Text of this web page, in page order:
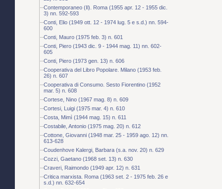
Contemporaneo (Il). Roma (1955 apr. 12 - 1955 dic.
3) nn. 592-593
Conti, Elio (1949 ott. 12 - 1974 lug. 5 e s.d.) nn. 594-
600
Conti, Mauro (1975 feb. 3) n. 601
Conti, Piero (1943 dic. 9 - 1944 mag. 11) nn. 602-
605
Conti, Piero (1973 gen. 13) n. 606
Cooperativa del Libro Popolare. Milano (1953 feb.
26) n. 607
Cooperativa di Consumo. Sesto Fiorentino (1952
mar. 5) n. 608
Cortese, Nino (1967 mag. 8) n. 609
Cortesi, Luigi (1975 mar. 4) n. 610
Costa, Mimì (1944 mag. 15) n. 611
Costabile, Antonio (1975 mag. 20) n. 612
Cottone, Giovanni (1948 mar. 25 - 1959 ago. 12) nn.
613-628
Coudenhove Kalergi, Barbara (s.a. nov. 20) n. 629
Cozzi, Gaetano (1968 set. 13) n. 630
Craveri, Raimondo (1949 apr. 12) n. 631
Critica marxista. Roma (1963 set. 2 - 1975 feb. 26 e
s.d.) nn. 632-654